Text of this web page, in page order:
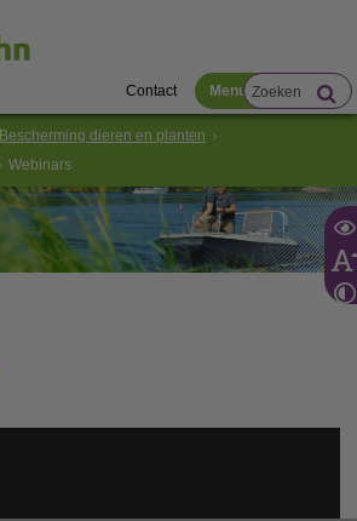
Contact Menu
Bescherming dieren en planten
Webinars